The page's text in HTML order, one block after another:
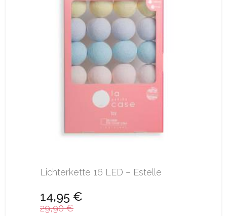
Lichterkette 16 LED – Estelle
14,95 €
29,90 €